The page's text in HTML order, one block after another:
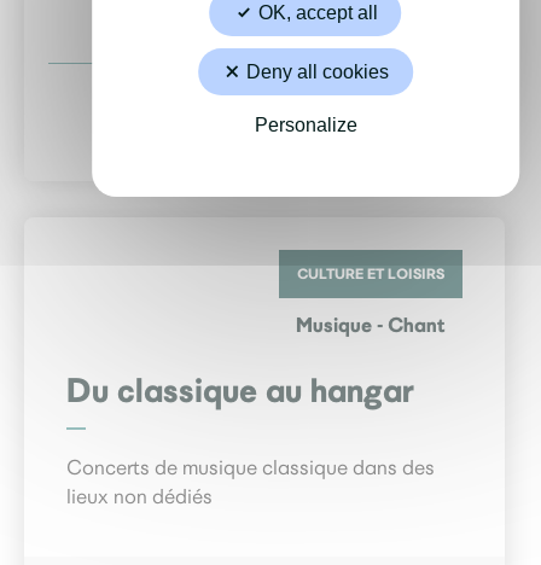
Écrire
Site internet
Du classique au hangar
Concerts de musique classique dans des
lieux non dédiés
CULTURE ET LOISIRS
Musique - Chant
OK, accept all
Deny all cookies
Personalize